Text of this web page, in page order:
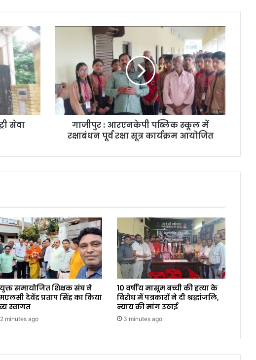
सेवा
गाजीपुर : आरएनकेपी पब्लिक स्कूल में
रक्षाबंधन पूर्व रक्षा सूत्र कार्यक्रम आयोजित
समायोजित शिक्षक संघ ने
देवेंद्र प्रताप सिंह का किया
स्वागत
2 minutes ago
10 वर्षीय मासूम बच्ची की हत्या के
विरोध में पत्रकारों ने दी श्रद्धांजलि,
न्याय की मांग उठाई
3 minutes ago